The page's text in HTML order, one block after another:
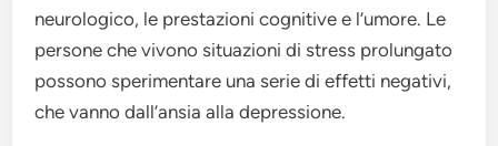
neurologico, le prestazioni cognitive e l’umore. Le
persone che vivono situazioni di stress prolungato
possono sperimentare una serie di effetti negativi,
che vanno dall’ansia alla depressione.